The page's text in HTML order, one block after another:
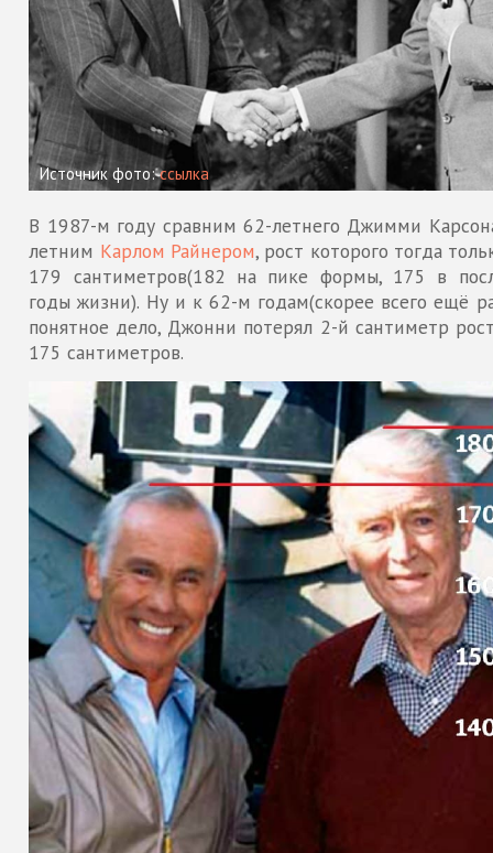
Источник фото:ссылка
В 1987-м году сравним 62-летнего Джимми
летним Карлом Райнером, рост которого тогда
179 сантиметров(182 на пике формы, 175 в
годы жизни). Ну и к 62-м годам(скорее всего ещё
понятное дело, Джонни потерял 2-й сантиметр
175 сантиметров.